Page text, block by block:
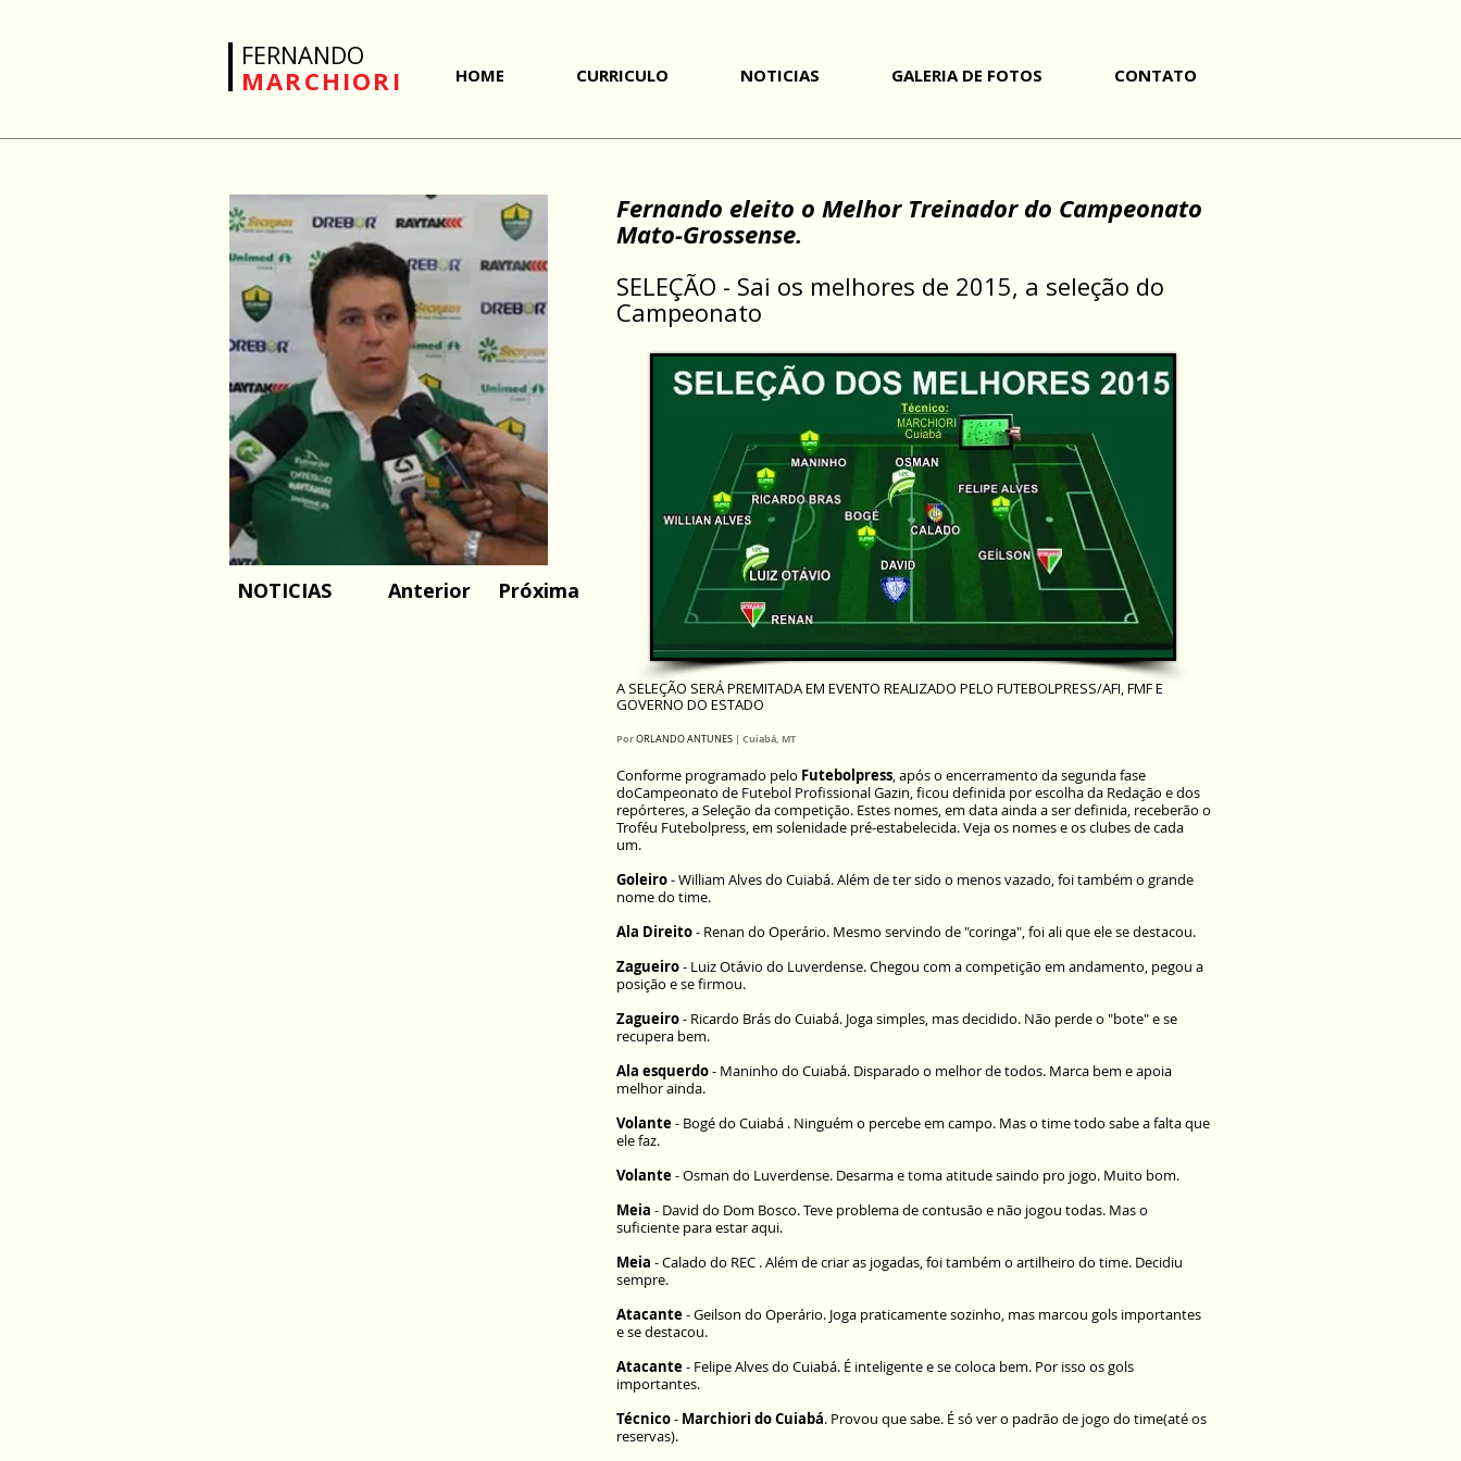
HOME CURRICULO NOTICIAS GALERIA DE FOTOS CONTATO
NOTICIAS Anterior Próxima
Fernando eleito o Melhor Treinador do Campeonato
Mato-Grossense.
SELEÇÃO - Sai os melhores de 2015, a seleção do
Campeonato
A SELEÇÃO SERÁ PREMITADA EM EVENTO REALIZADO PELO FUTEBOLPRESS/AFI, FMF E
GOVERNO DO ESTADO
PorORLANDO ANTUNES | Cuiabá, MT
Conforme programado pelo Futebolpress, após o encerramento da segunda fase
doCampeonato de Futebol Profissional Gazin, ficou definida por escolha da Redação e dos
repórteres, a Seleção da competição. Estes nomes, em data ainda a ser definida, receberão o
Troféu Futebolpress, em solenidade pré-estabelecida. Veja os nomes e os clubes de cada
um.
Goleiro- William Alves do Cuiabá. Além de ter sido o menos vazado, foi também o grande
nome do time.
Ala Direito- Renan do Operário. Mesmo servindo de "coringa", foi ali que ele se destacou.
Zagueiro- Luiz Otávio do Luverdense. Chegou com a competição em andamento, pegou a
posição e se firmou.
Zagueiro- Ricardo Brás do Cuiabá. Joga simples, mas decidido. Não perde o "bote" e se
recupera bem.
Ala esquerdo- Maninho do Cuiabá. Disparado o melhor de todos. Marca bem e apoia
melhor ainda.
Volante- Bogé do Cuiabá . Ninguém o percebe em campo. Mas o time todo sabe a falta que
ele faz.
Volante- Osman do Luverdense. Desarma e toma atitude saindo pro jogo. Muito bom.
Meia - David do Dom Bosco. Teve problema de contusão e não jogou todas. Mas o
suficiente para estar aqui.
Meia - Calado do REC . Além de criar as jogadas, foi também o artilheiro do time. Decidiu
sempre.
Atacante- Geilson do Operário. Joga praticamente sozinho, mas marcou gols importantes
e se destacou.
Atacante- Felipe Alves do Cuiabá. É inteligente e se coloca bem. Por isso os gols
importantes.
Técnico- Marchiori do Cuiabá. Provou que sabe. É só ver o padrão de jogo do time(até os
reservas).
FERNANDO
MARCHIORI